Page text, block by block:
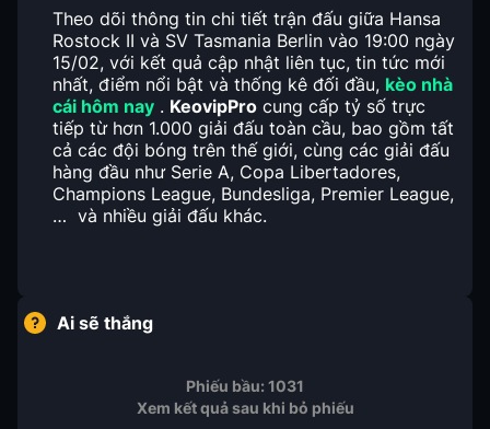
Theo dõi thông tin chi tiết trận đấu giữa Hansa
Rostock II và SV Tasmania Berlin vào 19:00 ngày
15/02, với kết quả cập nhật liên tục, tin tức mới
nhất, điểm nổi bật và thống kê đối đầu, kèo nhà
cái hôm nay . KeovipPro cung cấp tỷ số trực
tiếp từ hơn 1.000 giải đấu toàn cầu, bao gồm tất
cả các đội bóng trên thế giới, cùng các giải đấu
hàng đầu như Serie A, Copa Libertadores,
Champions League, Bundesliga, Premier League,
… và nhiều giải đấu khác.
Ai sẽ thắng
Phiếu bầu:1031
Xem kết quả sau khi bỏ phiếu